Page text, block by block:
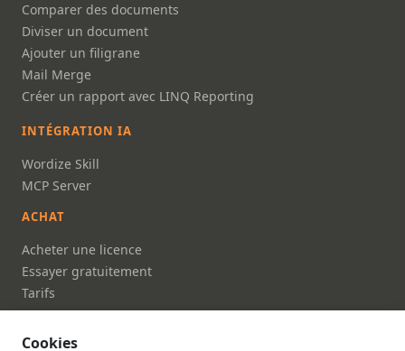
Cookies
Comparer des documents
Diviser un document
Ajouter un filigrane
Mail Merge
Créer un rapport avec LINQ Reporting
INTÉGRATION IA
Wordize Skill
MCP Server
ACHAT
Acheter une licence
Essayer gratuitement
Tarifs
FAQ